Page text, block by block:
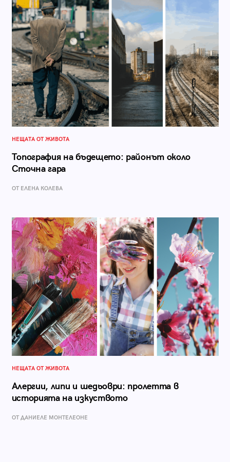
НЕЩАТА ОТ ЖИВОТА
Топография на бъдещето: районът около
Сточна гара
ОТ ЕЛЕНА КОЛЕВА
НЕЩАТА ОТ ЖИВОТА
Алергии, липи и шедьоври: пролетта в
историята на изкуството
ОТ ДАНИЕЛЕ МОНТЕЛЕОНЕ